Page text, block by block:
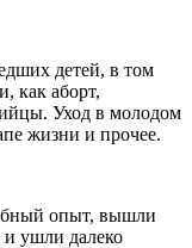
детей, в том
как аборт,
Уход в молодом
жизни и прочее.
опыт, вышли
ушли далеко